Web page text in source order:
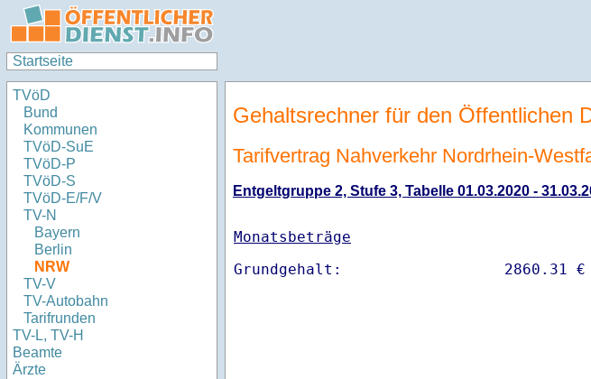
Startseite
TVöD
Bund
Kommunen
TVöD-SuE
TVöD-P
TVöD-S
TVöD-E/F/V
TV-N
Bayern
Berlin
NRW
TV-V
TV-Autobahn
Tarifrunden
TV-L, TV-H
Beamte
Ärzte
Gehaltsrechner für den Öffentlichen
Tarifvertrag Nahverkehr Nordrhein-
Entgeltgruppe 2, Stufe 3, Tabelle 01.03.2020 -
Monatsbeträge